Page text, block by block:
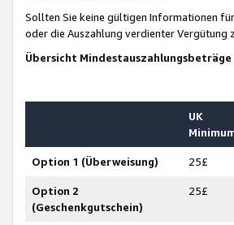
Sollten Sie keine gültigen Informationen
oder die Auszahlung verdienter
Übersicht Mindestauszahlungsbeträge
UK
Option 1 (Überweisung) 25£
Option 2
(Geschenkgutschein)
25£